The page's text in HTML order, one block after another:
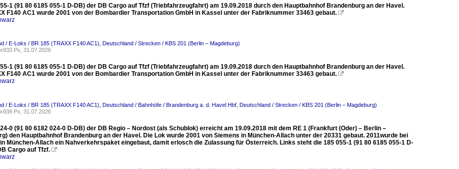
1 (91 80 6185 055-1 D-DB) der DB Cargo auf Tfzf (Triebfahrzeugfahrt) am 19.09.2018 durch den Hauptbahnhof Brandenburg an der Havel.
F140 AC1 wurde 2001 von der Bombardier Transportation GmbH in Kassel unter der Fabriknummer 33463 gebaut. 
/ E-Loks / BR 185 (TRAXX F140 AC1) Deutschland / Strecken / KBS 201 (Berlin – Magdeburg)
Px, 31.07.2026
1 (91 80 6185 055-1 D-DB) der DB Cargo auf Tfzf (Triebfahrzeugfahrt) am 19.09.2018 durch den Hauptbahnhof Brandenburg an der Havel.
F140 AC1 wurde 2001 von der Bombardier Transportation GmbH in Kassel unter der Fabriknummer 33463 gebaut. 
/ E-Loks / BR 185 (TRAXX F140 AC1) Deutschland / Bahnhöfe / Brandenburg a. d. Havel Hbf Deutschland / Strecken / KBS 201 (Berlin – Magdeburg)
Px, 31.07.2026
0 (91 80 6182 024-0 D-DB) der DB Regio – Nordost (als Schublok) erreicht am 19.09.2018 mit dem RE 1 (Frankfurt (Oder) – Berlin –
den Hauptbahnhof Brandenburg an der Havel. Die Lok wurde 2001 von Siemens in München-Allach unter der 20331 gebaut. 2011wurde bei
München-Allach ein Nahverkehrspaket eingebaut, damit erlosch die Zulassung für Österreich. Links steht die 185 055-1 (91 80 6185 055-1 D-
Cargo auf Tfzf. 